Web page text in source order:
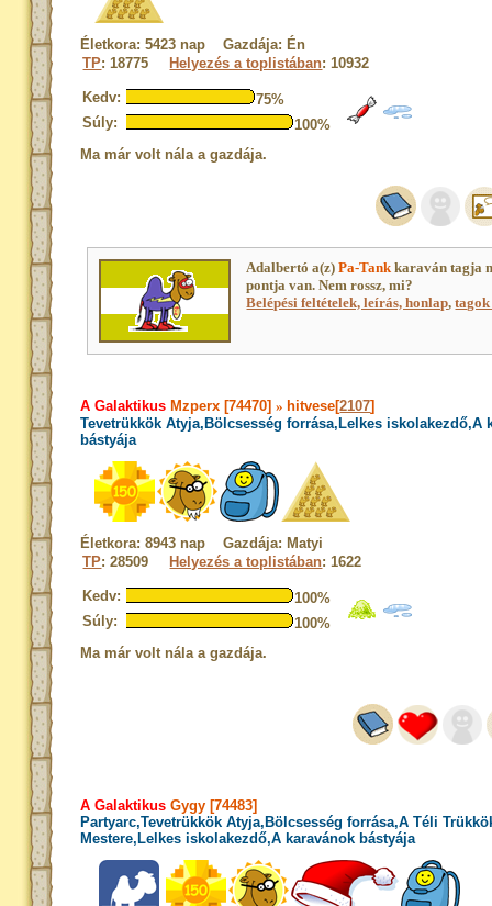
Életkora: 5423 nap Gazdája: Én
TP: 18775 Helyezés a toplistában: 10932
Kedv:
75%
Súly:
100%
Ma már volt nála a gazdája.
Adalbertó a(z)Pa-Tankkaraván tagja
pontja van. Nem rossz, mi?
Belépési feltételek, leírás, honlap,
A Galaktikus Mzperx [74470]» hitvese[2107]
Tevetrükkök Atyja,Bölcsesség forrása,Lelkes iskolakezdő,A
bástyája
Életkora: 8943 nap Gazdája: Matyi
TP: 28509 Helyezés a toplistában: 1622
Kedv:
100%
Súly:
100%
Ma már volt nála a gazdája.
A Galaktikus Gygy [74483]
Partyarc,Tevetrükkök Atyja,Bölcsesség forrása,A Téli
Mestere,Lelkes iskolakezdő,A karavánok bástyája